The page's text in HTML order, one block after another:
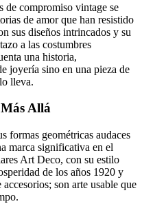
de compromiso vintage se
de amor que han resistido
sus diseños intrincados y su
a las costumbres
una historia,
joyería sino en una pieza de
lleva.
Allá
formas geométricas audaces
marca significativa en el
Art Deco, con su estilo
de los años 1920 y
son arte usable que